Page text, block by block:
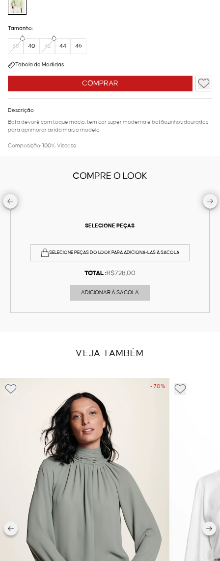
COMPRAR
Tamanho:
38 40 42 44 46
Tabela de Medidas
Descrição
Bata devorê com toque macio, tem cor super moderna e botãozinhos dourados
para aprimorar ainda mais o modelo.
Composição: 100% Viscose
COMPRE O LOOK
SELECIONE PEÇAS
SELECIONE PEÇAS DO LOOK PARA ADICIONÁ-LAS À SACOLA
TOTAL :R$728,00
ADICIONAR À SACOLA
VEJA TAMBÉM
- 70%